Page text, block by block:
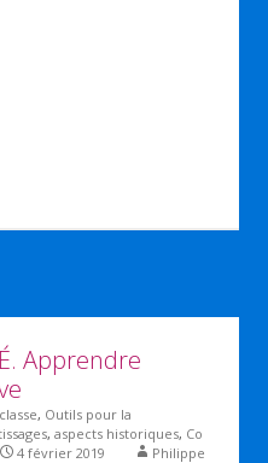
Apprendre
, Outils pour la
, aspects historiques, Co
4 février 2019
Philippe